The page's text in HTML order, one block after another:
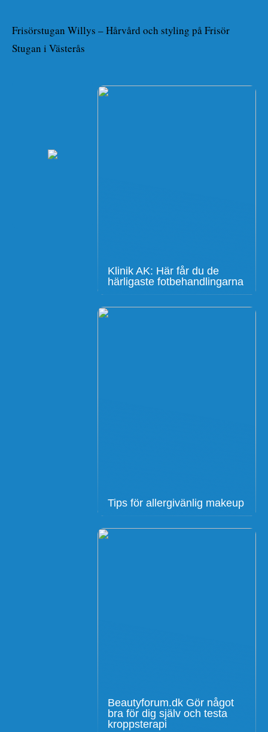
Frisörstugan Willys – Hårvård och styling på Frisör
Stugan i Västerås
Klinik AK: Här får du de
härligaste fotbehandlingarna
Tips för allergivänlig makeup
Beautyforum.dk Gör något
bra för dig själv och testa
kroppsterapi